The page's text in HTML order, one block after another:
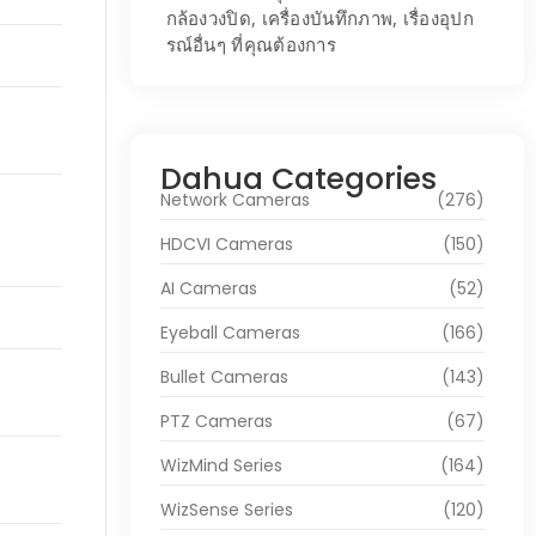
กล้องวงปิด, เครื่องบันทึกภาพ, เรื่องอุปก
รณ์อื่นๆ ที่คุณต้องการ
Dahua Categories
Network Cameras
(276)
HDCVI Cameras
(150)
AI Cameras
(52)
Eyeball Cameras
(166)
Bullet Cameras
(143)
PTZ Cameras
(67)
WizMind Series
(164)
WizSense Series
(120)